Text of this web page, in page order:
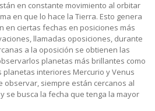
en constante movimiento al orbitar
en que lo hace la Tierra. Esto genera
en ciertas fechas en posiciones más
llamadas oposiciones, durante
a la oposición se obtienen las
planetas más brillantes como
planetas interiores Mercurio y Venus
observar, siempre están cercanos al
se busca la fecha que tenga la mayor